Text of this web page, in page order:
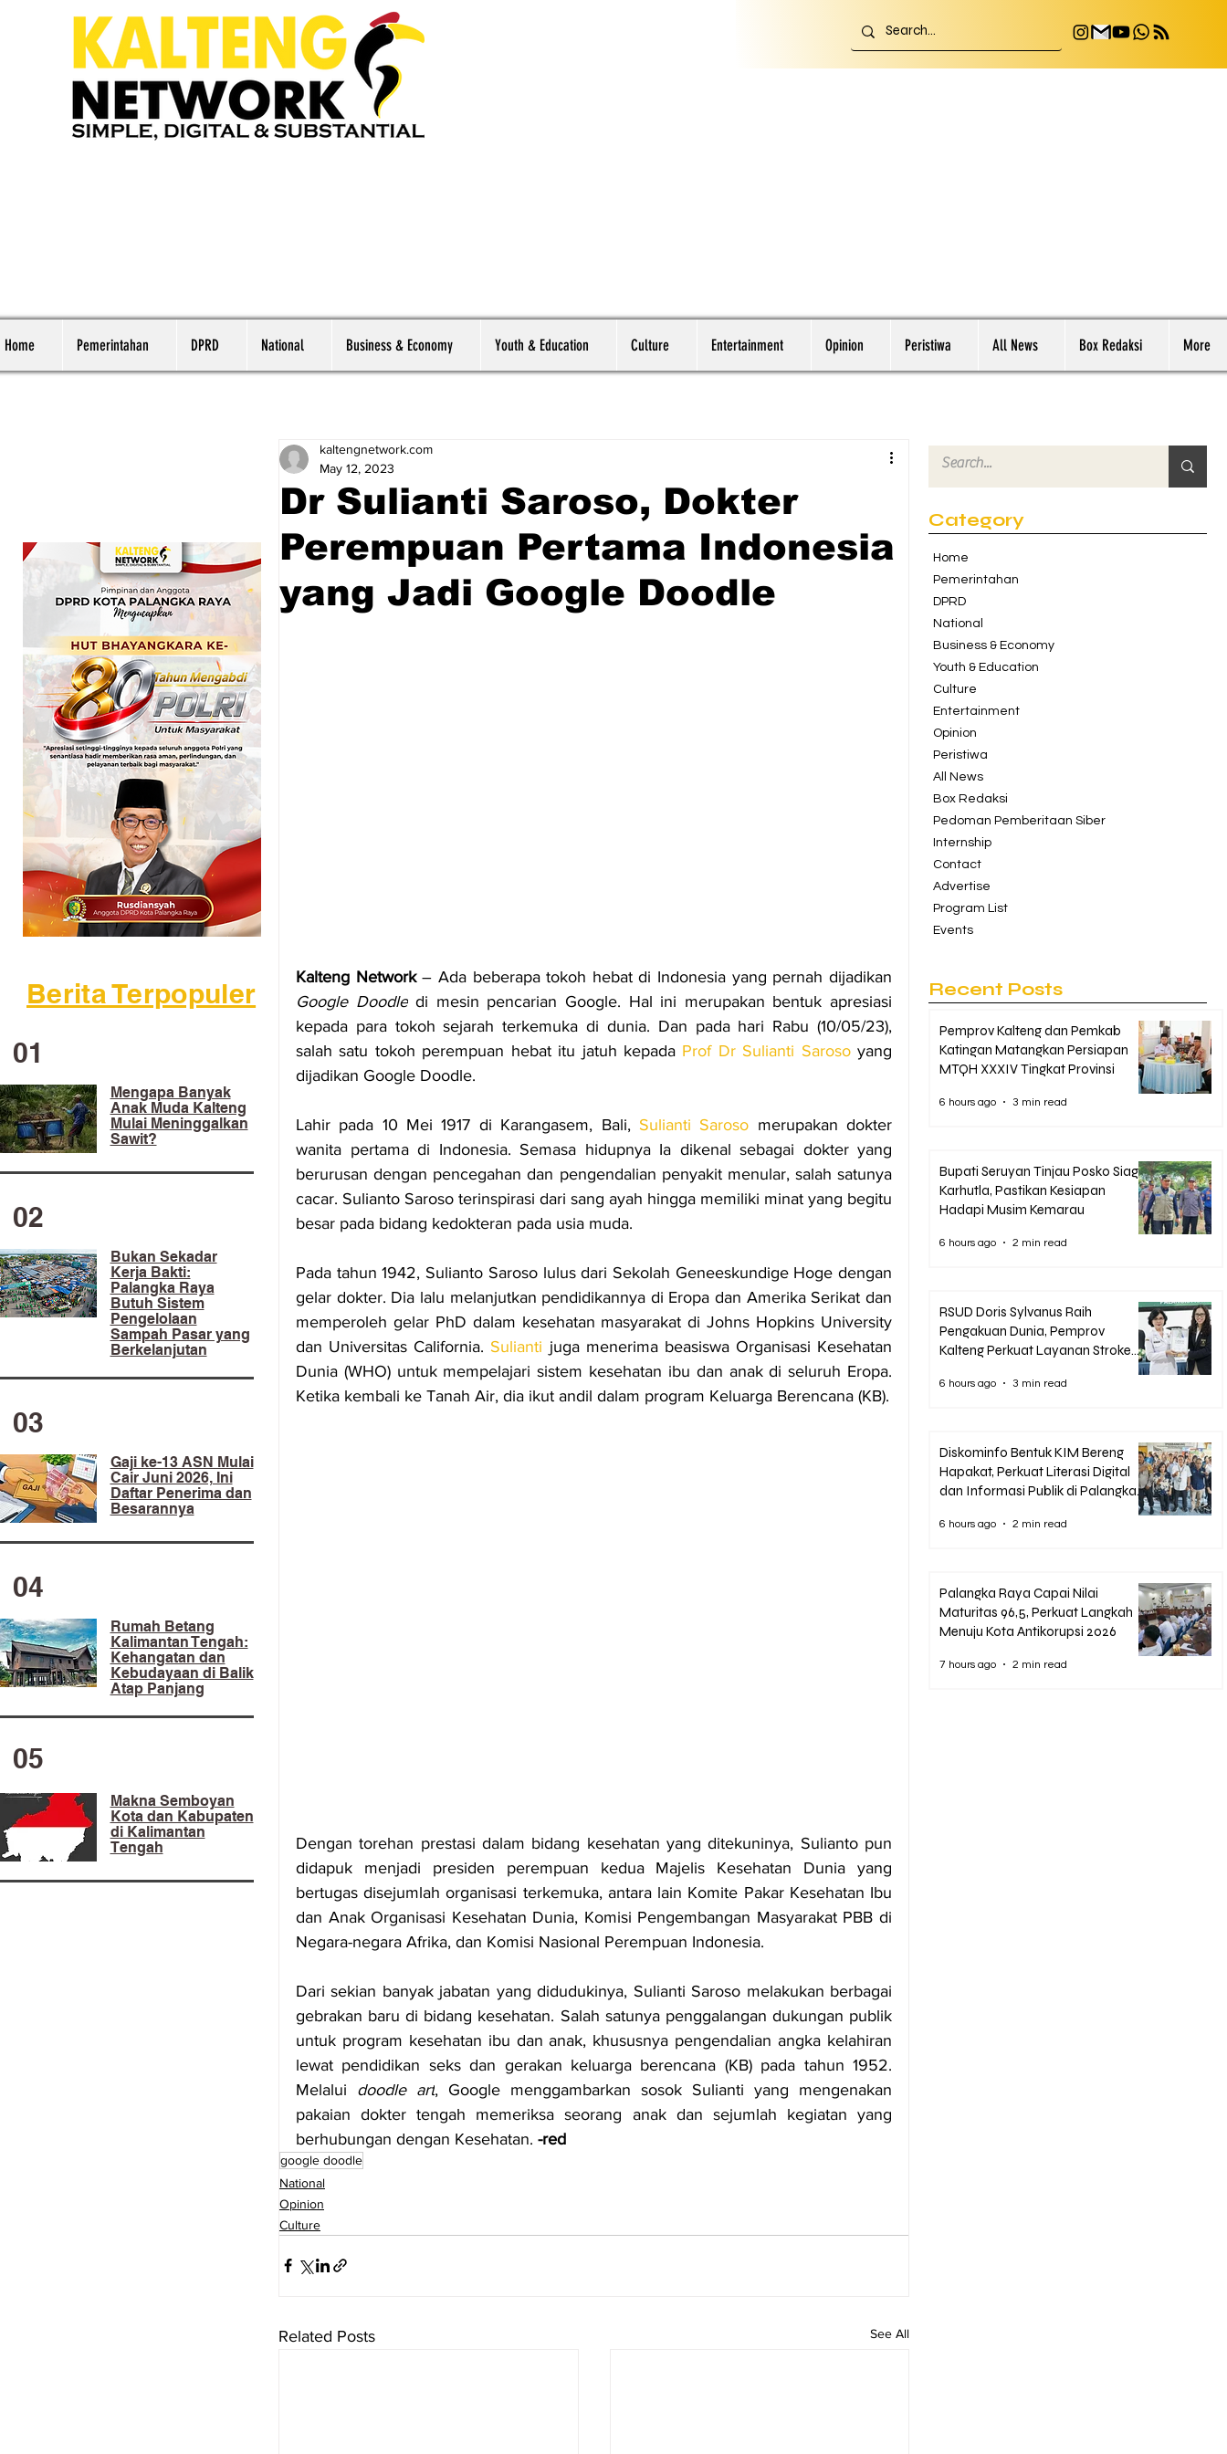
Home Pemerintahan DPRD National Business & Economy Youth & Education Culture Entertainment Opinion Peristiwa All News Box Redaksi More
Berita Terpopuler
01
Mengapa Banyak
Anak Muda Kalteng
Mulai Meninggalkan
Sawit?
02
​Bukan Sekadar
Kerja Bakti:
Palangka Raya
Butuh Sistem
Pengelolaan
Sampah Pasar yang
Berkelanjutan
03
Gaji ke-13 ASN Mulai
Cair Juni 2026, Ini
Daftar Penerima dan
Besarannya
04
Rumah Betang
Kalimantan Tengah:
Kehangatan dan
Kebudayaan di Balik
Atap Panjang
05
Makna Semboyan
Kota dan Kabupaten
di Kalimantan
Tengah
Dr Sulianti Saroso, Dokter
Perempuan Pertama Indonesia
yang Jadi Google Doodle
kaltengnetwork.com
May 12, 2023
Kalteng Network – Ada beberapa tokoh
Google Doodle di mesin pencarian Google. Hal ini merupakan bentuk apresiasi
kepada para tokoh sejarah terkemuka di dunia. Dan pada hari Rabu (10/05/23),
salah satu tokoh perempuan hebat itu jatuh kepada Prof Dr Sulianti Saroso yang
dijadikan Google Doodle.
Lahir pada 10 Mei 1917 di Karangasem, Bali, Sulianti Saroso merupakan dokter
wanita pertama di Indonesia. Semasa hidupnya Ia dikenal sebagai dokter yang
berurusan dengan pencegahan dan pengendalian penyakit menular, salah satunya
cacar. Sulianto Saroso terinspirasi dari sang ayah hingga memiliki minat yang begitu
besar pada bidang kedokteran pada usia muda.
Pada tahun 1942, Sulianto Saroso lulus dari Sekolah Geneeskundige Hoge dengan
gelar dokter. Dia lalu melanjutkan pendidikannya di Eropa dan Amerika Serikat dan
memperoleh gelar PhD dalam kesehatan masyarakat di Johns Hopkins University
dan Universitas California. Sulianti juga menerima beasiswa Organisasi Kesehatan
Dunia (WHO) untuk mempelajari sistem kesehatan ibu dan anak di seluruh Eropa.
Ketika kembali ke Tanah Air, dia ikut andil dalam program Keluarga Berencana (KB).
Dengan torehan prestasi dalam bidang kesehatan yang ditekuninya, Sulianto pun
didapuk menjadi presiden perempuan kedua Majelis Kesehatan Dunia yang
bertugas disejumlah organisasi terkemuka, antara lain Komite Pakar Kesehatan Ibu
dan Anak Organisasi Kesehatan Dunia, Komisi Pengembangan Masyarakat PBB di
Negara-negara Afrika, dan Komisi Nasional Perempuan Indonesia.
Dari sekian banyak jabatan yang didudukinya, Sulianti Saroso melakukan berbagai
gebrakan baru di bidang kesehatan. Salah satunya penggalangan dukungan publik
untuk program kesehatan ibu dan anak, khususnya pengendalian angka kelahiran
Melalui doodle art, Google menggambarkan sosok Sulianti yang mengenakan
pakaian dokter tengah memeriksa seorang anak dan sejumlah kegiatan yang
berhubungan dengan Kesehatan. -red
google doodle
National
Opinion
Culture
Related Posts See All
Category
Home
Pemerintahan
DPRD
National
Business & Economy
Youth & Education
Culture
Entertainment
Opinion
Peristiwa
All News
Box Redaksi
Pedoman Pemberitaan Siber
Internship
Contact
Advertise
Program List
Events
Recent Posts
Pemprov Kalteng dan Pemkab
Katingan Matangkan Persiapan
MTQH XXXIV Tingkat Provinsi
6 hours ago 3 min read
Bupati Seruyan Tinjau Posko Siaga
Karhutla, Pastikan Kesiapan
Hadapi Musim Kemarau
6 hours ago 2 min read
RSUD Doris Sylvanus Raih
Pengakuan Dunia, Pemprov
Kalteng Perkuat Layanan Stroke
6 hours ago 3 min read
Diskominfo Bentuk KIM Bereng
Hapakat, Perkuat Literasi Digital
dan Informasi Publik di Palangka
6 hours ago 2 min read
Palangka Raya Capai Nilai
Maturitas 96,5, Perkuat Langkah
Menuju Kota Antikorupsi 2026
7 hours ago 2 min read